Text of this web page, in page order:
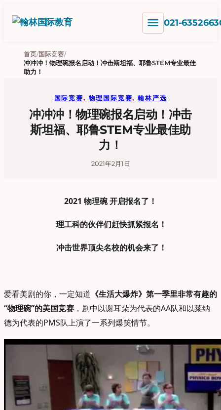
menu 021-
首页/国际竞赛/
冲冲冲！物理碗报名启动！冲击斯坦福、耶鲁STEM专业最佳
助力！
国际竞赛, 物理国际竞赛, 翰林严选
冲冲冲！物理碗报名启动！冲击
斯坦福、耶鲁STEM专业最佳助
力！
2021年2月1日
2021 物理碗 开启报名了！
理工科的伙伴们赶快抓紧报名！
冲击世界顶尖名校的机会来了！
爱看美剧的你，一定知道 《生活大爆炸》第一季里非常有趣的
“物理碗”的美国竞赛 ，剧中以谢耳朵为代表的AA队和以莱纳
德为代表的PMS队上演了一系列爆笑情节。